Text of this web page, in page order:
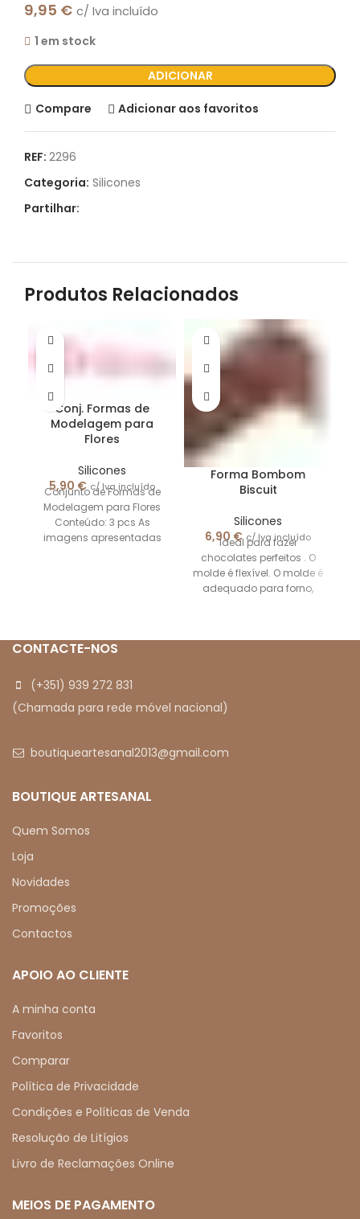
9,95 € c/ Iva incluído
1 em stock
ADICIONAR
Compare Adicionar aos favoritos
REF: 2296
Categoria: Silicones
Partilhar:
Produtos Relacionados
Conj. Formas de
Modelagem para
Flores
Silicones
5,90€ c/ Iva incluído
Conjunto de Formas de
Modelagem para Flores
Conteúdo: 3 pcs As
imagens apresentadas
Forma Bombom
Biscuit
Silicones
6,90 € c/ Iva incluído
Ideal para fazer
chocolates perfeitos . O
molde é flexível. O molde é
adequado para forno,
CONTACTE-NOS
(+351) 939 272 831
(Chamada para rede móvel nacional)
boutiqueartesanal2013@gmail.com
BOUTIQUE ARTESANAL
Quem Somos
Loja
Novidades
Promoções
Contactos
APOIO AO CLIENTE
A minha conta
Favoritos
Comparar
Política de Privacidade
Condições e Políticas de Venda
Resolução de Litígios
Livro de Reclamações Online
MEIOS DE PAGAMENTO